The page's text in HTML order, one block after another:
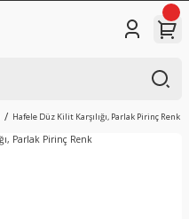
Hafele Düz Kilit Karşılığı, Parlak Pirinç Renk